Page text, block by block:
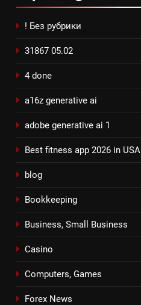
! Без рубрики
31867 05.02
4 done
a16z generative ai
adobe generative ai 1
Best fitness app 2026 in USA
blog
Bookkeeping
Business, Small Business
Casino
Computers, Games
Forex News